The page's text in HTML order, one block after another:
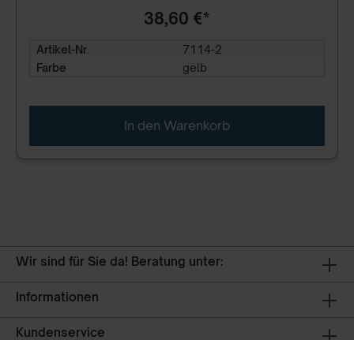
38,60 €*
Artikel-Nr.
7114-2
Farbe
gelb
In den Warenkorb
Wir sind für Sie da! Beratung unter:
Informationen
Kundenservice